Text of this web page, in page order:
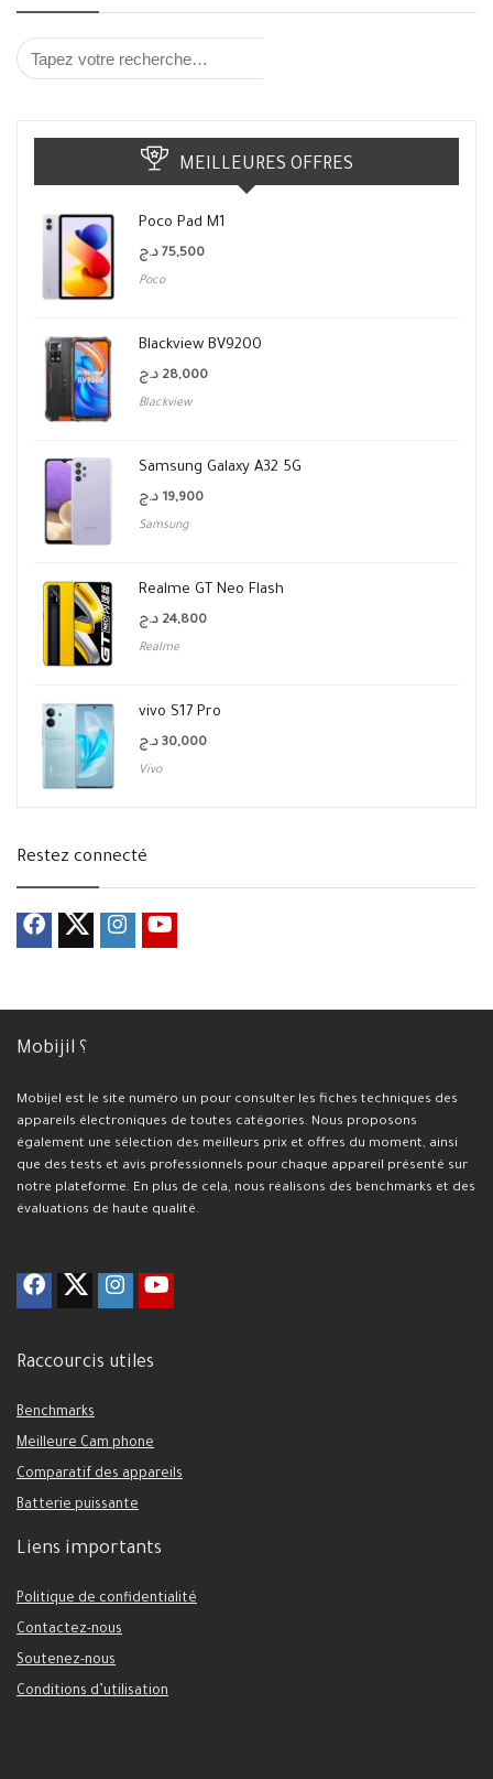
MEILLEURES OFFRES
Poco Pad M1
75,500 د.ج
Poco
Blackview BV9200
28,000 د.ج
Blackview
Samsung Galaxy A32 5G
19,900 د.ج
Samsung
Realme GT Neo Flash
24,800 د.ج
Realme
vivo S17 Pro
30,000 د.ج
Vivo
Restez connecté
Mobijil ؟
Mobijel est le site numéro un pour consulter les fiches techniques des
appareils électroniques de toutes catégories. Nous proposons
également une sélection des meilleurs prix et offres du moment, ainsi
que des tests et avis professionnels pour chaque appareil présenté sur
notre plateforme. En plus de cela, nous réalisons des benchmarks et des
évaluations de haute qualité.
Raccourcis utiles
Benchmarks
Meilleure Cam phone
Comparatif des appareils
Batterie puissante
Liens importants
Politique de confidentialité
Contactez-nous
Soutenez-nous
Conditions d’utilisation